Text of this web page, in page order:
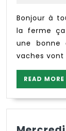
Bonjour à tous, J’espère que vous allez bien. A
la ferme
une bonne
vaches vont
READ MORE